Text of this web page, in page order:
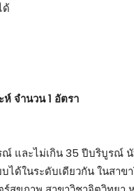
ด้
ห์ จำนวน 1 อัตรา
ณ์ และไม่เกิน 35 ปีบริบูรณ์
ในระดับเดียวกัน ในสาข